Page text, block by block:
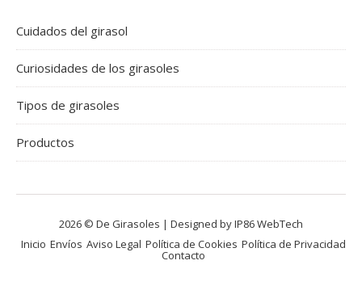
Cuidados del girasol
Curiosidades de los girasoles
Tipos de girasoles
Productos
2026 © De Girasoles | Designed by IP86 WebTech
Inicio Envíos Aviso Legal Política de Cookies Política de Privacidad
Contacto